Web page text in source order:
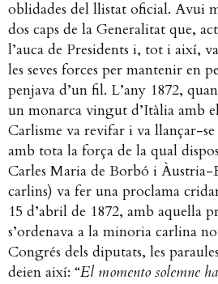
oblidades del llistat oficial. Avui
dos caps de la Generalitat que,
l’auca de Presidents i, tot i així,
les seves forces per mantenir en
penjava d’un fil. L’any 1872,
un monarca vingut d’Itàlia amb
Carlisme va revifar i va llançar-se
amb tota la força de la qual
Carles Maria de Borbó i Àustria-
carlins) va fer una proclama
15 d’abril de 1872, amb aquella
s’ordenava a la minoria carlina
Congrés dels diputats, les
deien així: “El momento solemne